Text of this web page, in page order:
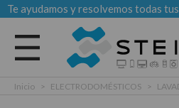
Te ayudamos y resolvemos todas
Todas las categorias
Inicio > ELECTRODOMÉSTICOS >